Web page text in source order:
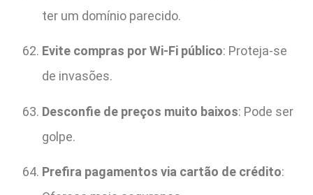
ter um domínio parecido.
Evite compras por Wi-Fi público: Proteja-se
de invasões.
Desconfie de preços muito baixos: Pode ser
golpe.
Prefira pagamentos via cartão de crédito: